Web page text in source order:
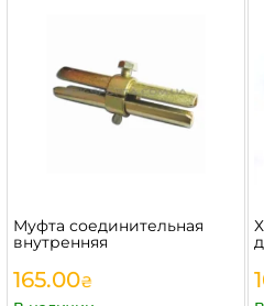
Муфта соединительная
внутренняя
165.00₴